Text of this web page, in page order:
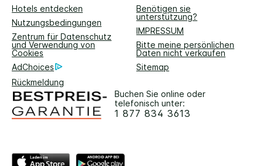
Hotels entdecken
Benötigen sie
unterstützung?
Nutzungsbedingungen
IMPRESSUM
Zentrum für Datenschutz
und Verwendung von
Cookies
Bitte meine persönlichen
Daten nicht verkaufen
AdChoices
Sitemap
Rückmeldung
Buchen Sie online oder
telefonisch unter:
1 877 834 3613